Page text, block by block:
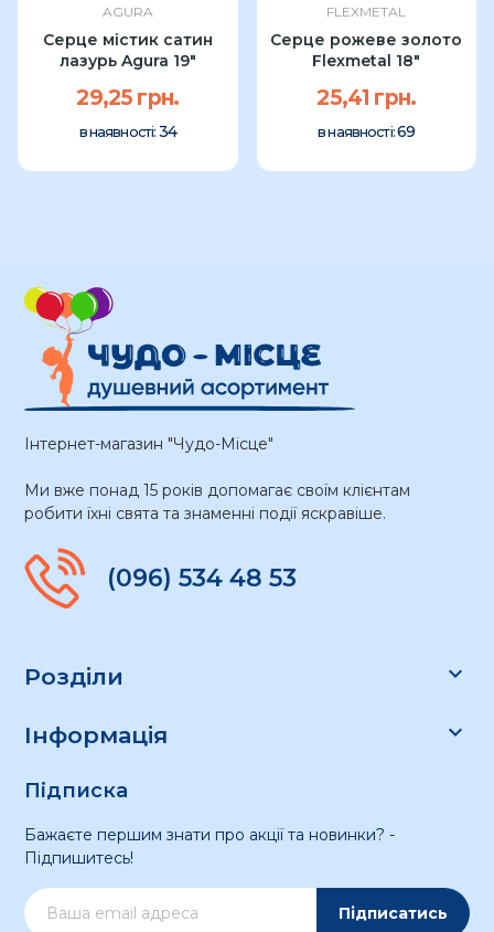
AGURA
Серце містик сатин
лазурь Agura 19″
29,25 грн.
в наявності: 34
FLEXMETAL
Серце рожеве золото
Flexmetal 18"
25,41 грн.
в наявності:69
Інтернет-магазин "Чудо-Місце"
Ми вже понад 15 років допомагає своїм клієнтам
робити їхні свята та знаменні події яскравіше.
(096) 534 48 53
Розділи 
Інформація 
Підписка
Бажаєте першим знати про акції та новинки? -
Підпишитесь!
Підписатись